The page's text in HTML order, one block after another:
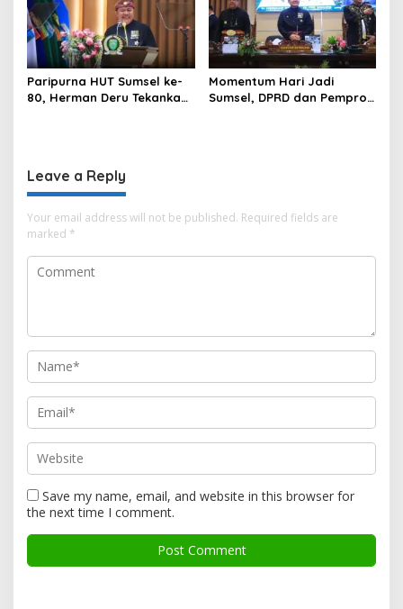
Paripurna HUT Sumsel ke-
80, Herman Deru Tekankan
Momentum Hari Jadi
Sumsel, DPRD dan Pemprov
Leave a Reply
Your email address will not be published. Required fields are
marked *
Save my name, email, and website in this browser for
the next time I comment.